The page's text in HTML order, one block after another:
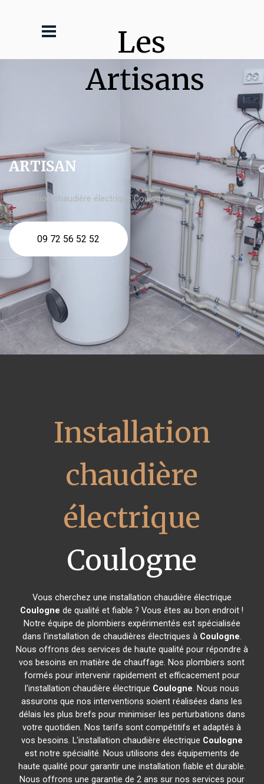
Les
Artisans
ARTISAN
Installation chaudière électrique Coulogne
09 72 56 52 52
Installation
chaudière
électrique
Coulogne
Vous cherchez une installation chaudière électrique
Coulogne de qualité et fiable ? Vous êtes au bon endroit !
Notre équipe de plombiers expérimentés est spécialisée
dans l'installation de chaudières électriques à Coulogne.
Nous offrons des services de haute qualité pour répondre à
vos besoins en matière de chauffage. Nos plombiers sont
formés pour intervenir rapidement et efficacement pour
l'installation chaudière électrique Coulogne. Nous nous
assurons que nos interventions soient réalisées dans les
délais les plus brefs pour minimiser les perturbations dans
votre quotidien. Nos tarifs sont compétitifs et adaptés à
vos besoins. L'installation chaudière électrique Coulogne
est notre spécialité. Nous utilisons des équipements de
haute qualité pour garantir une installation fiable et durable.
Nous offrons une garantie de 2 ans sur nos services pour